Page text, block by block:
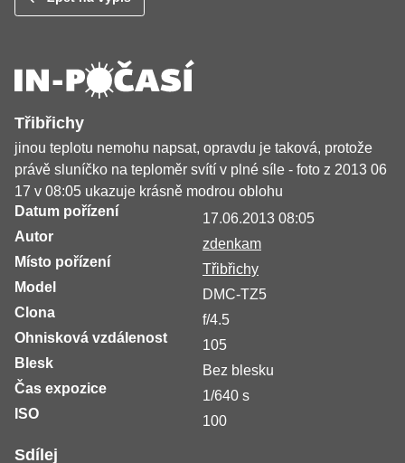
Třibřichy
jinou teplotu nemohu napsat, opravdu je taková, protože
právě sluníčko na teploměr svítí v plné síle - foto z 2013 06
17 v 08:05 ukazuje krásně modrou oblohu
Datum pořízení
17.06.2013 08:05
Autor
zdenkam
Místo pořízení
Třibřichy
Model
DMC-TZ5
Clona
f/4.5
Ohnisková vzdálenost
105
Blesk
Bez blesku
Čas expozice
1/640 s
ISO
100
Sdílej